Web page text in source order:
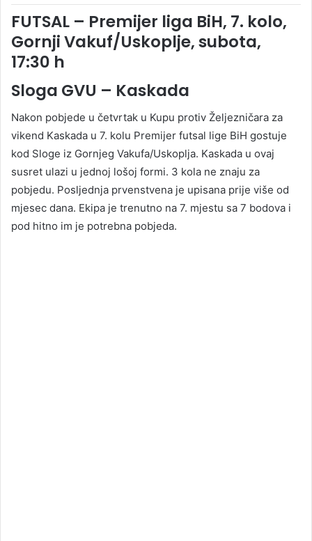
FUTSAL – Premijer liga BiH, 7. kolo,
Gornji Vakuf/Uskoplje, subota,
17:30 h
Sloga GVU – Kaskada
Nakon pobjede u četvrtak u Kupu protiv Željezničara za
vikend Kaskada u 7. kolu Premijer futsal lige BiH gostuje
kod Sloge iz Gornjeg Vakufa/Uskoplja. Kaskada u ovaj
susret ulazi u jednoj lošoj formi. 3 kola ne znaju za
pobjedu. Posljednja prvenstvena je upisana prije više od
mjesec dana. Ekipa je trenutno na 7. mjestu sa 7 bodova i
pod hitno im je potrebna pobjeda.